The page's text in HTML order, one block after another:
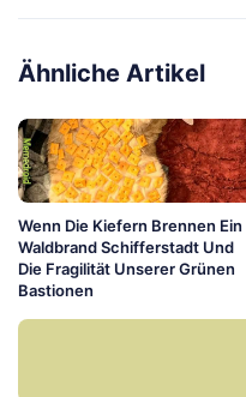
Ähnliche Artikel
Wenn Die Kiefern Brennen Ein
Waldbrand Schifferstadt Und
Die Fragilität Unserer Grünen
Bastionen